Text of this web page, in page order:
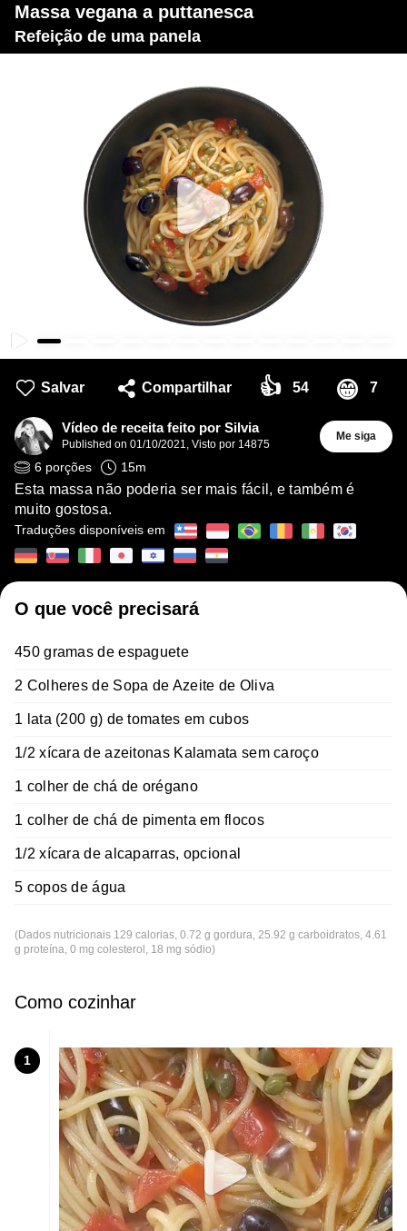
Massa vegana a puttanesca
Refeição de uma panela
Salvar Compartilhar 👍 54 😁 7
Vídeo de receita feito por Silvia
Published on 01/10/2021, Visto por 14875
Me siga
6 porções 15m
Esta massa não poderia ser mais fácil, e também é
muito gostosa.
Traduções disponíveis em
O que você precisará
450 gramas de espaguete
2 Colheres de Sopa de Azeite de Oliva
1 lata (200 g) de tomates em cubos
1/2 xícara de azeitonas Kalamata sem caroço
1 colher de chá de orégano
1 colher de chá de pimenta em flocos
1/2 xícara de alcaparras, opcional
5 copos de água
(Dados nutricionais 129 calorias, 0.72 g gordura, 25.92 g carboidratos, 4.61
g proteína, 0 mg colesterol, 18 mg sódio)
Como cozinhar
1